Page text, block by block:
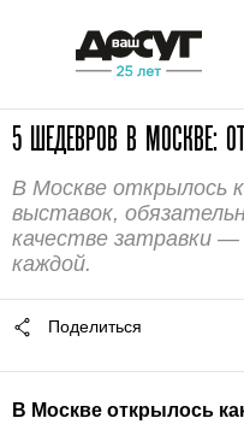
5 ШЕДЕВРОВ В МОСКВЕ:
В Москве открылось
выставок,
качестве затравки
каждой.
Поделиться
В Москве открылось